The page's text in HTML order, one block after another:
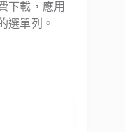
下載，應用
選單列。